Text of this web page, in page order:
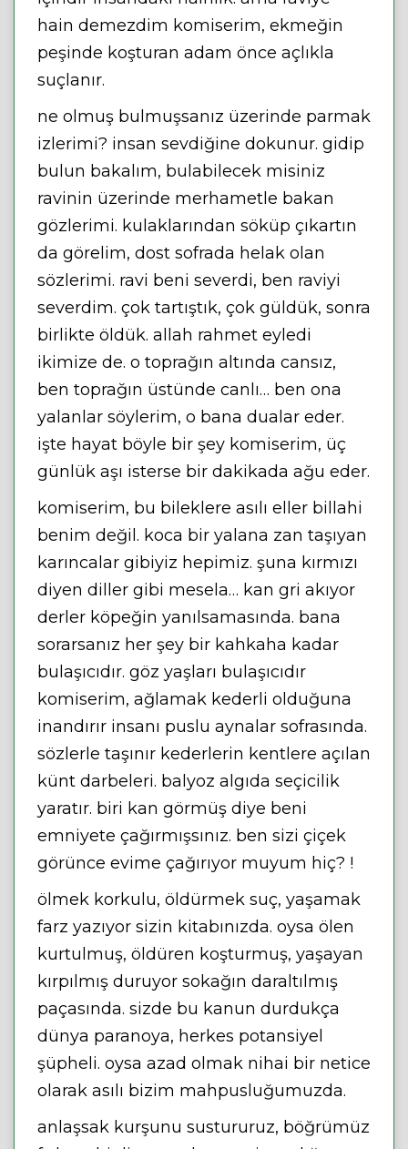
hain demezdim komiserim, ekmeğin
peşinde koşturan adam önce açlıkla
suçlanır.
ne olmuş bulmuşsanız üzerinde parmak
izlerimi? insan sevdiğine dokunur. gidip
bulun bakalım, bulabilecek misiniz
ravinin üzerinde merhametle bakan
gözlerimi. kulaklarından söküp çıkartın
da görelim, dost sofrada helak olan
sözlerimi. ravi beni severdi, ben raviyi
severdim. çok tartıştık, çok güldük, sonra
birlikte öldük. allah rahmet eyledi
ikimize de. o toprağın altında cansız,
ben toprağın üstünde canlı… ben ona
yalanlar söylerim, o bana dualar eder.
işte hayat böyle bir şey komiserim, üç
günlük aşı isterse bir dakikada ağu eder.
komiserim, bu bileklere asılı eller billahi
benim değil. koca bir yalana zan taşıyan
karıncalar gibiyiz hepimiz. şuna kırmızı
diyen diller gibi mesela… kan gri akıyor
derler köpeğin yanılsamasında. bana
sorarsanız her şey bir kahkaha kadar
bulaşıcıdır. göz yaşları bulaşıcıdır
komiserim, ağlamak kederli olduğuna
inandırır insanı puslu aynalar sofrasında.
sözlerle taşınır kederlerin kentlere açılan
künt darbeleri. balyoz algıda seçicilik
yaratır. biri kan görmüş diye beni
emniyete çağırmışsınız. ben sizi çiçek
görünce evime çağırıyor muyum hiç? !
ölmek korkulu, öldürmek suç, yaşamak
farz yazıyor sizin kitabınızda. oysa ölen
kurtulmuş, öldüren koşturmuş, yaşayan
kırpılmış duruyor sokağın daraltılmış
paçasında. sizde bu kanun durdukça
dünya paranoya, herkes potansiyel
şüpheli. oysa azad olmak nihai bir netice
olarak asılı bizim mahpusluğumuzda.
anlaşsak kurşunu sustururuz, böğrümüz